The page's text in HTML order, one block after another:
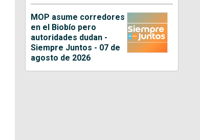
MOP asume corredores
en el Biobío pero
autoridades dudan -
Siempre Juntos - 07 de
agosto de 2026